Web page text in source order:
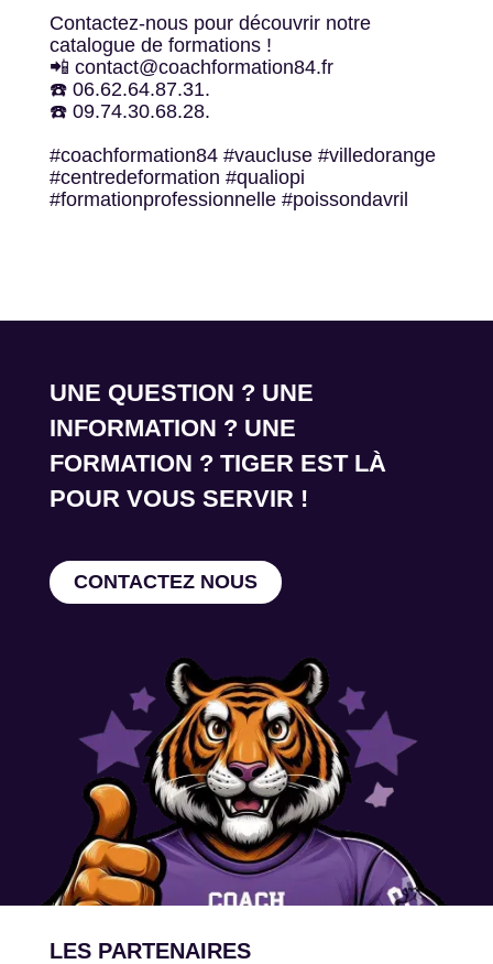
Contactez-nous pour découvrir notre
catalogue de formations !
📲 contact@coachformation84.fr
☎️ 06.62.64.87.31.
☎️ 09.74.30.68.28.
#coachformation84 #vaucluse #villedorange
#centredeformation #qualiopi
#formationprofessionnelle #poissondavril
UNE QUESTION ? UNE
INFORMATION ? UNE
FORMATION ? TIGER EST LÀ
POUR VOUS SERVIR !
CONTACTEZ NOUS
LES PARTENAIRES